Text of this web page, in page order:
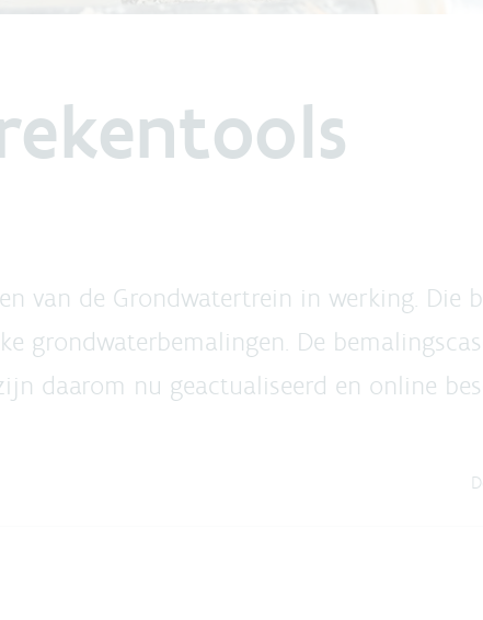
van de Grondwatertrein in werking. Die
grondwaterbemalingen. De
daarom nu geactualiseerd en online